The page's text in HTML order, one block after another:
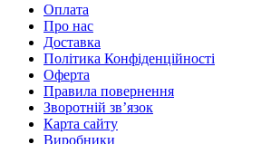
Оплата
Про нас
Доставка
Політика Конфіденційності
Оферта
Правила повернення
Зворотній зв’язок
Карта сайту
Виробники